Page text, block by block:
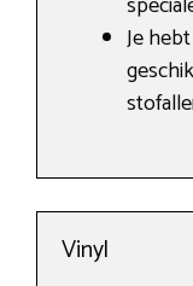
Je
Vinyl